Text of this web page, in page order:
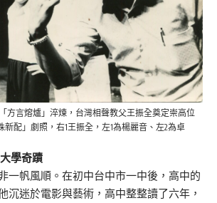
方言熔爐」淬煉，台灣相聲教父王振全奠定崇高位
新配」劇照，右1王振全，左1為楊麗音、左2為卓
學奇蹟
一帆風順。在初中台中市一中後，高中的
沉迷於電影與藝術，高中整整讀了六年，